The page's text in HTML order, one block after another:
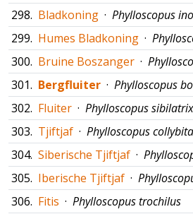
298. Bladkoning · Phylloscopus
299. Humes Bladkoning ·
300. Bruine Boszanger ·
301. Bergfluiter · Phylloscopus
302. Fluiter · Phylloscopus sibilatrix
303. Tjiftjaf · Phylloscopus collybita
304. Siberische Tjiftjaf ·
305. Iberische Tjiftjaf ·
306. Fitis · Phylloscopus trochilus